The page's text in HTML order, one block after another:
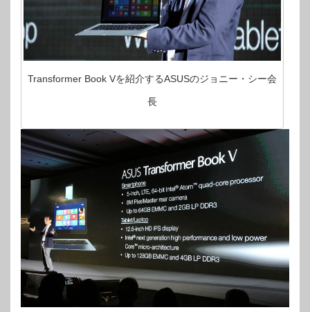
Transformer Book Vを紹介するASUSのジョニー・シー会
長